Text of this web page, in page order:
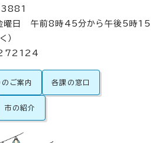
金曜日 午前8時45分から午後5時15
）
のご案内 各課の窓口
市の紹介